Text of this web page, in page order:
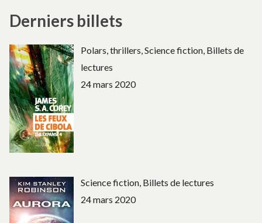
Derniers billets
Polars, thrillers, Science fiction, Billets de
lectures
24 mars 2020
Science fiction, Billets de lectures
24 mars 2020